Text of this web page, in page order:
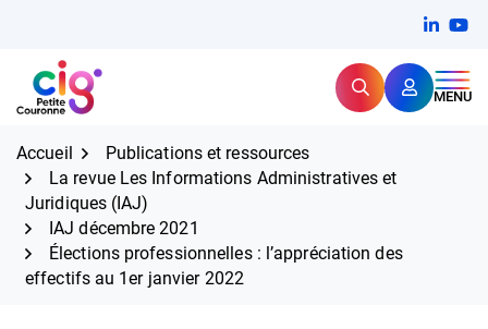
contenu
CIG Petite Couronne RechercherMENU
Expertise et proximité pour
Accueil
Publications et ressources
La revue Les Informations Administratives et
Juridiques (IAJ)
IAJ décembre 2021
Élections professionnelles : l’appréciation des
effectifs au 1er janvier 2022